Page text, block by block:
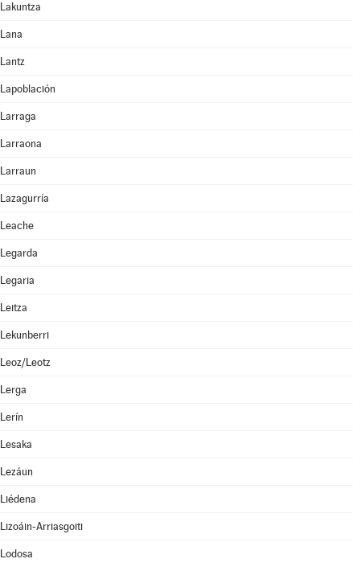
Lakuntza
Lana
Lantz
Lapoblación
Larraga
Larraona
Larraun
Lazagurría
Leache
Legarda
Legaria
Leitza
Lekunberri
Leoz/Leotz
Lerga
Lerín
Lesaka
Lezáun
Liédena
Lizoáin-Arriasgoiti
Lodosa